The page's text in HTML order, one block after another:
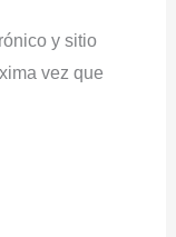
y sitio
vez que